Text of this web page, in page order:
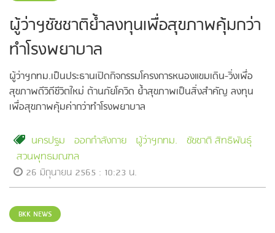
ผู้ว่าฯชัชชาติย้ำลงทุนเพื่อสุขภาพคุ้มกว่า
ทำโรงพยาบาล
ผู้ว่าฯกทม.เป็นประธานเปิดกิจกรรมโครงการหนองแขมเดิน-วิ่งเพื่อ
สุขภาพดีวิถีชีวิตใหม่ ต้านภัยโควิด ย้ำสุขภาพเป็นสิ่งสำคัญ ลงทุน
เพื่อสุขภาพคุ้มค่ากว่าทำโรงพยาบาล
นครปฐม ออกกำลังกาย ผู้ว่าฯกทม.
ชัชชาติ สิทธิพันธุ์
สวนพุทธมณฑล
26 มิถุนายน 2565 : 10:23 น.
BKK NEWS